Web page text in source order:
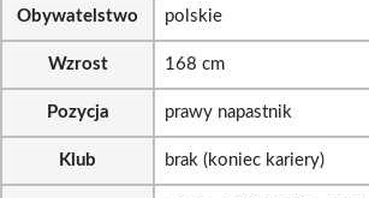
Obywatelstwo polskie
Wzrost 168 cm
Pozycja prawy napastnik
Klub brak (koniec kariery)